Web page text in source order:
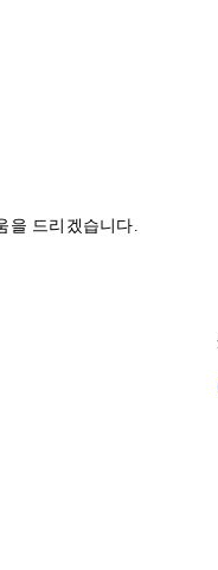
을 드리겠습니다.